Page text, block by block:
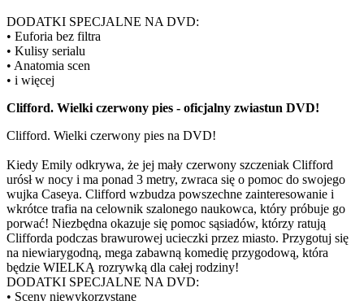
DODATKI SPECJALNE NA DVD:
• Euforia bez filtra
• Kulisy serialu
• Anatomia scen
• i więcej
Clifford. Wielki czerwony pies - oficjalny zwiastun DVD!
Clifford. Wielki czerwony pies na DVD!
Kiedy Emily odkrywa, że jej mały czerwony szczeniak Clifford
urósł w nocy i ma ponad 3 metry, zwraca się o pomoc do swojego
wujka Caseya. Clifford wzbudza powszechne zainteresowanie i
wkrótce trafia na celownik szalonego naukowca, który próbuje go
porwać! Niezbędna okazuje się pomoc sąsiadów, którzy ratują
Clifforda podczas brawurowej ucieczki przez miasto. Przygotuj się
na niewiarygodną, mega zabawną komedię przygodową, która
będzie WIELKĄ rozrywką dla całej rodziny!
DODATKI SPECJALNE NA DVD:
• Sceny niewykorzystane